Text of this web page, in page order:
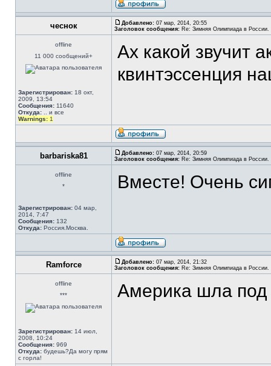
чеснок Добавлено: 07 мар, 2014, 20:55
Заголовок сообщения: Re: Зимняя Олимпиада в России.
offline
11 000 сообщений+
Зарегистрирован: 18 окт,
2009, 13:54
Сообщения: 11640
Откуда: .. и все
Warnings: 1
Ах какой звучит
квинтэссенция
barbariska81 Добавлено: 07 мар, 2014, 20:59
Заголовок сообщения: Re: Зимняя Олимпиада в России.
offline
*
Зарегистрирован: 04 мар,
2014, 7:47
Сообщения: 132
Откуда: Россия.Москва.
Вместе! Очень
Ramforce Добавлено: 07 мар, 2014, 21:32
Заголовок сообщения: Re: Зимняя Олимпиада в России.
offline
***
Зарегистрирован: 14 июл,
2008, 10:24
Сообщения: 969
Откуда: будешь?Да могу прям
с горла!
Америка шла под